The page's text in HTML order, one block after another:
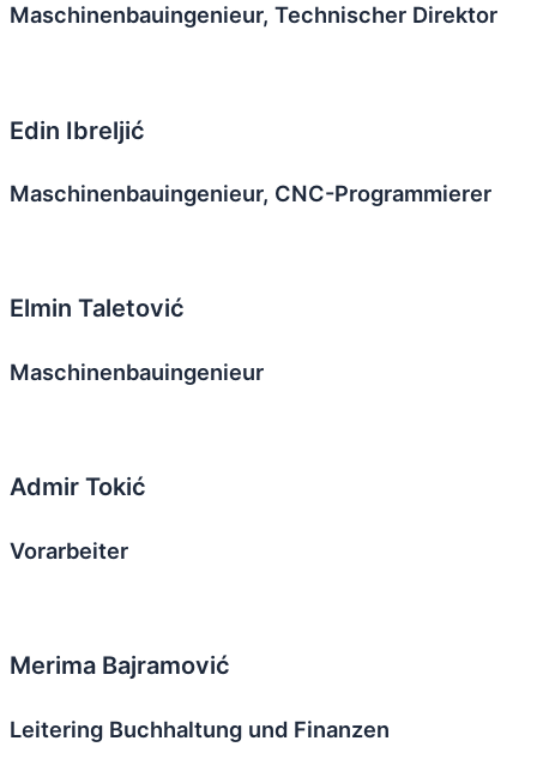
Maschinenbauingenieur, Technischer Direktor
Edin Ibreljić
Maschinenbauingenieur, CNC-Programmierer
Elmin Taletović
Maschinenbauingenieur
Admir Tokić
Vorarbeiter
Merima Bajramović
Leitering Buchhaltung und Finanzen